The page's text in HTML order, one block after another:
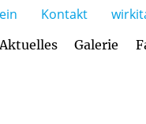
Aktuelles Galerie
Kontakt